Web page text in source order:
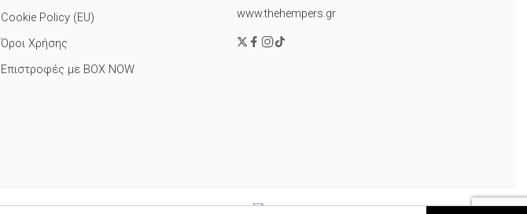
Cookie Policy (EU)
Όροι Χρήσης
Επιστροφές με BOX NOW
www.thehempers.gr